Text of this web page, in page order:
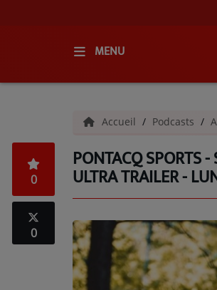
MENU
QUI SOMMES-NOUS ?
GRILLE DES PROGRAMMES
C'ÉTAIT QUOI CE TITRE ?
Accueil Podcasts
PONTACQ SPORTS
ULTRA TRAILER -
0
0